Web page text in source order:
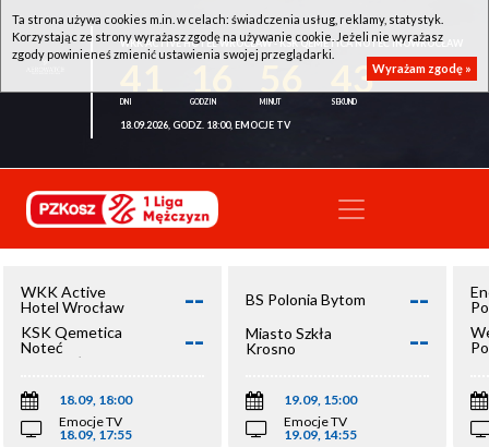
WKK ACTIVE HOTEL WROCŁAW - KSK QEMETICA NOTEĆ INOWROCŁAW
43
18.09.2026, GODZ. 18:00, EMOCJE TV
WKK Active
Hotel Wrocław
--
KSK Qemetica
Noteć
Inowrocław
--
18.09, 18:00
Emocje TV
18.09, 17:55
BS Polonia Bytom --
Miasto Szkła
Krosno
--
19.09, 15:00
Emocje TV
19.09, 14:55
Ta strona używa cookies m.in. w celach: świadczenia usług, reklamy, statystyk.
Korzystając ze strony wyrażasz zgodę na używanie cookie. Jeżeli nie wyrażasz
zgody powinieneś zmienić ustawienia swojej przeglądarki.
Wyrażam zgodę »